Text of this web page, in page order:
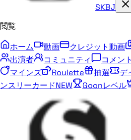
SKBJ
閲覧
ホーム
動画 クレジット動画
出演者
コミュニティ コメント
マインズ
Roulette 抽選 デ
ンスリーカードNEW Goonレベル